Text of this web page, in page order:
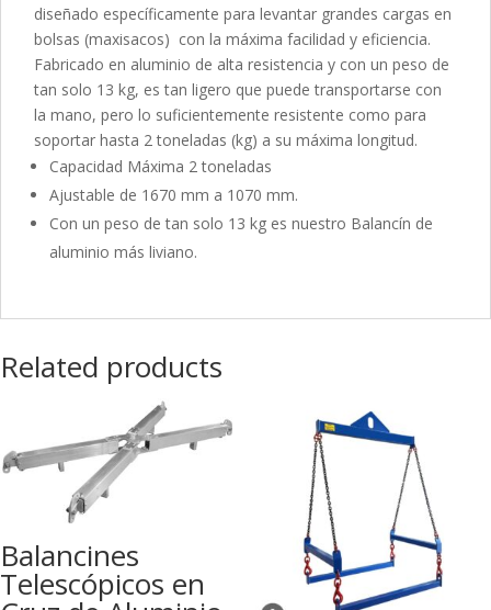
diseñado específicamente para levantar grandes cargas en
bolsas (maxisacos) con la máxima facilidad y eficiencia.
Fabricado en aluminio de alta resistencia y con un peso de
tan solo 13 kg, es tan ligero que puede transportarse con
la mano, pero lo suficientemente resistente como para
soportar hasta 2 toneladas (kg) a su máxima longitud.
Capacidad Máxima 2 toneladas
Ajustable de 1670 mm a 1070 mm.
Con un peso de tan solo 13 kg es nuestro Balancín de
aluminio más liviano.
Related products
Balancines
Telescópicos en